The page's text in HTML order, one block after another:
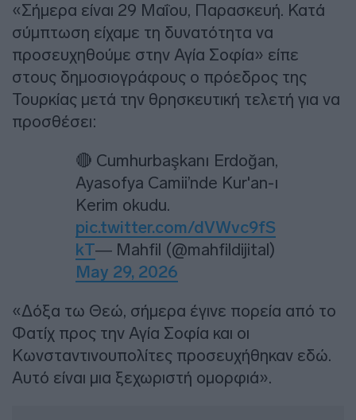
«Σήμερα είναι 29 Μαΐου, Παρασκευή. Κατά
σύμπτωση είχαμε τη δυνατότητα να
προσευχηθούμε στην Αγία Σοφία» είπε
στους δημοσιογράφους ο πρόεδρος της
Τουρκίας μετά την θρησκευτική τελετή για να
προσθέσει:
🔴 Cumhurbaşkanı Erdoğan,
Ayasofya Camii’nde Kur'an-ı
Kerim okudu.
pic.twitter.com/dVWvc9fS
kT— Mahfil (@mahfildijital)
May 29, 2026
«Δόξα τω Θεώ, σήμερα έγινε πορεία από το
Φατίχ προς την Αγία Σοφία και οι
Κωνσταντινουπολίτες προσευχήθηκαν εδώ.
Αυτό είναι μια ξεχωριστή ομορφιά».